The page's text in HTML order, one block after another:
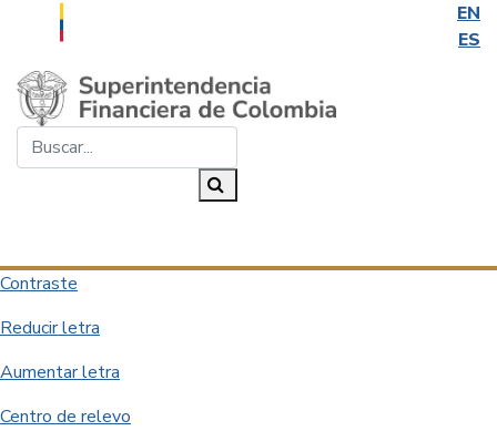
EN
ES
Saltar al contenido principal
Contraste
Reducir letra
Aumentar letra
Centro de relevo